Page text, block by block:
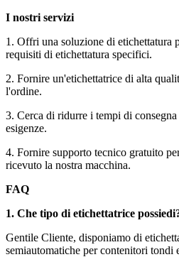
I nostri servizi
1. Offri una soluzione di etichettatura
requisiti di etichettatura specifici.
2. Fornire un'etichettatrice di alta
l'ordine.
3. Cerca di ridurre i tempi di
esigenze.
4. Fornire supporto tecnico gratuito
ricevuto la nostra macchina.
FAQ
1. Che tipo di etichettatrice
Gentile Cliente, disponiamo di
semiautomatiche per contenitori tondi